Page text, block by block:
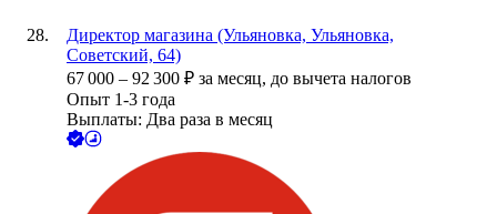
Директор магазина (Ульяновка, Ульяновка,
Советский, 64)
67 000 – 92 300 ₽ за месяц, до вычета налогов
Опыт 1-3 года
Выплаты: Два раза в месяц